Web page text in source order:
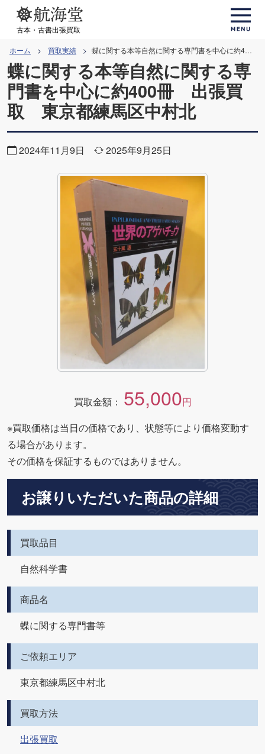
ツ
ス
プ
古本・古書出張買取
ホーム 買取実績 蝶に関する本等自然に関する専門書を中心に約400冊 出張買取 東京都練馬区中村北
蝶に関する本等自然に関する専
門書を中心に約400冊 出張買
取 東京都練馬区中村北
2024年11月9日 2025年9月25日
買取金額： 55,000円
※買取価格は当日の価格であり、状態等により価格変動す
る場合があります。
その価格を保証するものではありません。
お譲りいただいた商品の詳細
買取品目
自然科学書
商品名
蝶に関する専門書等
ご依頼エリア
東京都練馬区中村北
買取方法
出張買取